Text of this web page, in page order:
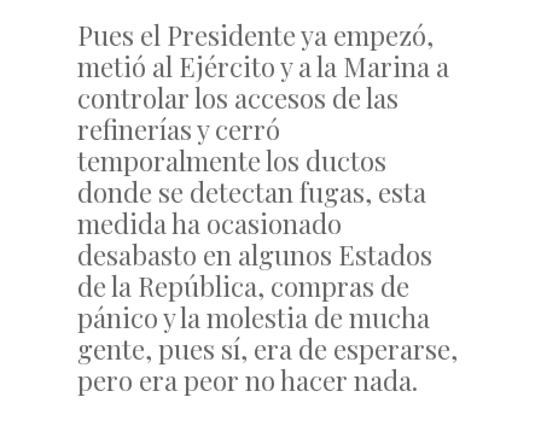
Pues el Presidente ya empezó,
metió al Ejército y a la Marina a
controlar los accesos de las
refinerías y cerró
temporalmente los ductos
donde se detectan fugas, esta
medida ha ocasionado
desabasto en algunos Estados
de la República, compras de
pánico y la molestia de mucha
gente, pues sí, era de esperarse,
pero era peor no hacer nada.